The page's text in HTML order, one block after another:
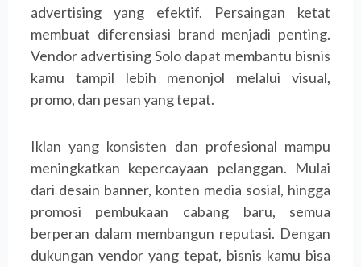
advertising yang efektif. Persaingan ketat
membuat diferensiasi brand menjadi penting.
Vendor advertising Solo dapat membantu bisnis
kamu tampil lebih menonjol melalui visual,
promo, dan pesan yang tepat.
Iklan yang konsisten dan profesional mampu
meningkatkan kepercayaan pelanggan. Mulai
dari desain banner, konten media sosial, hingga
promosi pembukaan cabang baru, semua
berperan dalam membangun reputasi. Dengan
dukungan vendor yang tepat, bisnis kamu bisa